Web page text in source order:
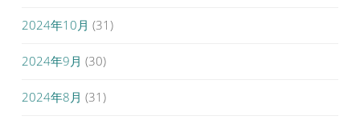
2024年10月 (31)
2024年9月 (30)
2024年8月 (31)